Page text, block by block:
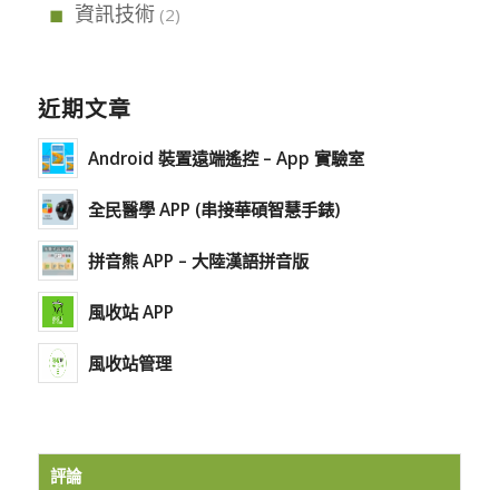
資訊技術(2)
近期文章
Android 裝置遠端遙控 – App 實驗室
全民醫學 APP (串接華碩智慧手錶)
拼音熊 APP – 大陸漢語拼音版
風收站 APP
風收站管理
評論